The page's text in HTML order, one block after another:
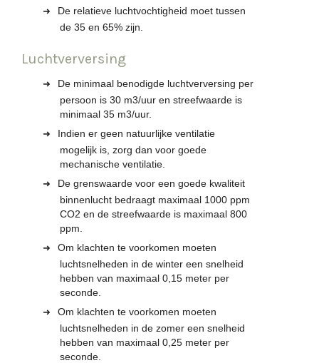
De relatieve luchtvochtigheid moet tussen
de 35 en 65% zijn.
Luchtverversing
De minimaal benodigde luchtverversing per
persoon is 30 m3/uur en streefwaarde is
minimaal 35 m3/uur.
Indien er geen natuurlijke ventilatie
mogelijk is, zorg dan voor goede
mechanische ventilatie.
De grenswaarde voor een goede kwaliteit
binnenlucht bedraagt maximaal 1000 ppm
CO2 en de streefwaarde is maximaal 800
ppm.
Om klachten te voorkomen moeten
luchtsnelheden in de winter een snelheid
hebben van maximaal 0,15 meter per
seconde.
Om klachten te voorkomen moeten
luchtsnelheden in de zomer een snelheid
hebben van maximaal 0,25 meter per
seconde.